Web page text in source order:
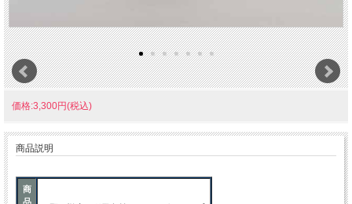
価格:3,300円(税込)
商品説明
商
品